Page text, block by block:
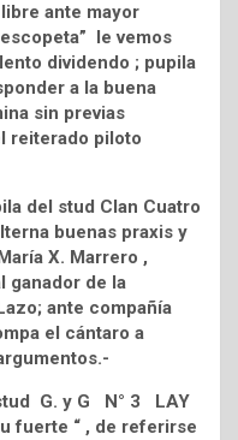
ante mayor
le vemos
dividendo ; pupila
a la buena
sin previas
reiterado piloto
del stud Clan Cuatro
buenas praxis y
X. Marrero ,
ganador de la
ante compañía
el cántaro a
G. y G N° 3 LAY
fuerte “ , de referirse